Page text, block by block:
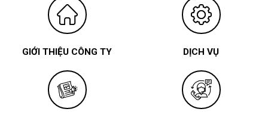
GIỚI THIỆU CÔNG TY DỊCH VỤ